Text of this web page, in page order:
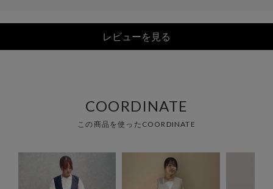
レビューを見る
COORDINATE
この商品を使ったCOORDINATE